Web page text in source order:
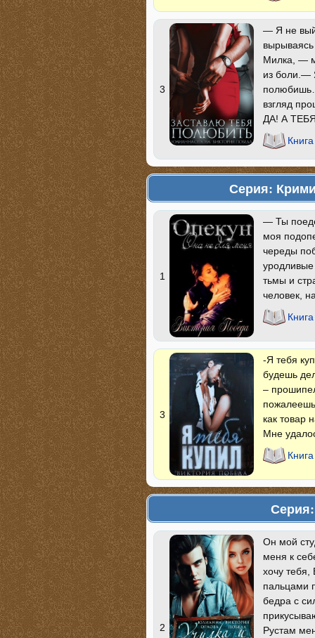
3
— Я не
Милка, —
из боли.—
взгляд
ДА! А
Серия:
1
— Ты
моя
череды
тьмы и
человек,
3
-Я тебя
будешь
–
как товар
Мне
2
Он мой
меня к
хочу
пальцами
бедра с
Рустам